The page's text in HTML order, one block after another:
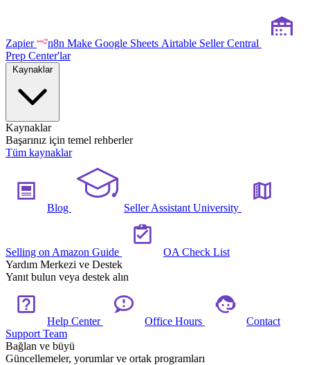
Zapier n8n Make Google Sheets Airtable Seller Central
Prep Center'lar
Kaynaklar
Kaynaklar
Başarınız için temel rehberler
Tüm kaynaklar
Blog Seller Assistant University
Selling on Amazon Guide
OA Check List
Yardım Merkezi ve Destek
Yanıt bulun veya destek alın
Help Center Office Hours
Contact
Support Team
Bağlan ve büyü
Güncellemeler, yorumlar ve ortak programları